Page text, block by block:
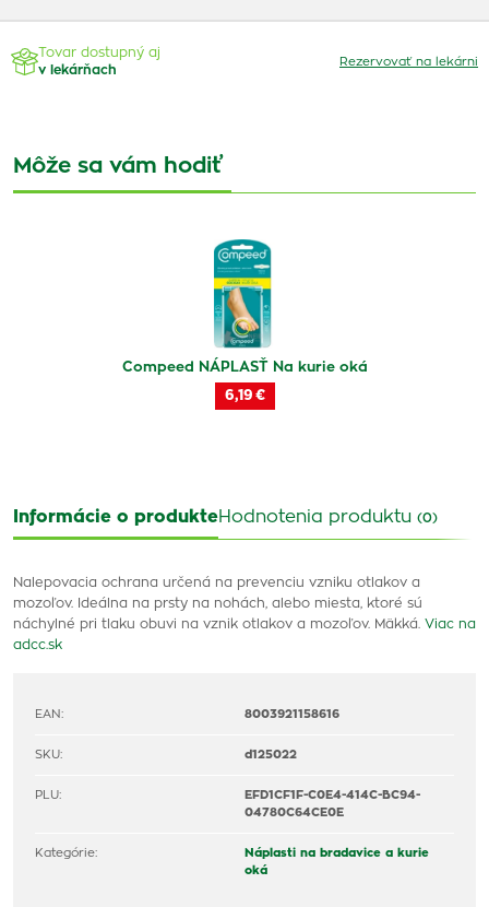
Tovar dostupný aj
v lekárňach
Rezervovať na lekárni
Môže sa vám hodiť
Compeed NÁPLASŤ Na kurie oká
6,19 €
Informácie o produkteHodnotenia produktu (0)
Nalepovacia ochrana určená na prevenciu vzniku otlakov a
mozoľov. Ideálna na prsty na nohách, alebo miesta, ktoré sú
náchylné pri tlaku obuvi na vznik otlakov a mozoľov. Mäkká. Viac na
adcc.sk
EAN: 8003921158616
SKU: d125022
PLU:
EFD1CF1F-C0E4-414C-BC94-
04780C64CE0E
Kategórie:
Náplasti na bradavice a kurie
oká